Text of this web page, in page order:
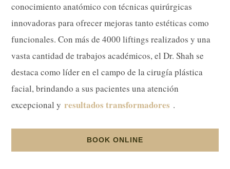
conocimiento anatómico con técnicas quirúrgicas
innovadoras para ofrecer mejoras tanto estéticas como
funcionales. Con más de 4000 liftings realizados y una
vasta cantidad de trabajos académicos, el Dr. Shah se
destaca como líder en el campo de la cirugía plástica
facial, brindando a sus pacientes una atención
excepcional yresultados transformadores .
BOOK ONLINE